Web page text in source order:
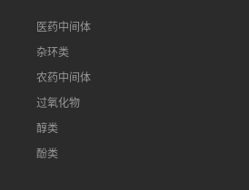
医药中间体
杂环类
农药中间体
过氧化物
醇类
酚类